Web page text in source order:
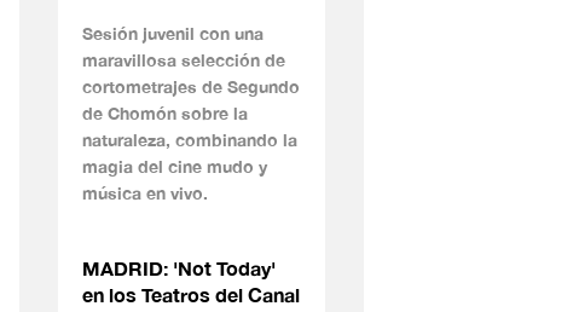
Sesión juvenil con una
maravillosa selección de
cortometrajes de Segundo
de Chomón sobre la
naturaleza, combinando la
magia del cine mudo y
música en vivo.
MADRID: 'Not Today'
en los Teatros del Canal